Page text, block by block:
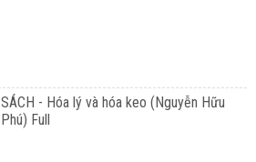
SÁCH - Hóa lý và hóa keo (Nguyễn Hữu
Phú) Full